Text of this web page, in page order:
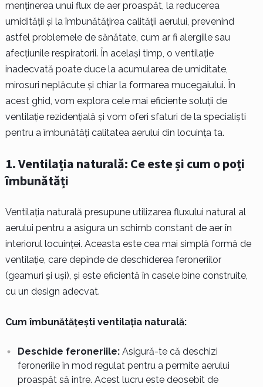
menținerea unui flux de aer proaspăt, la reducerea
umidității și la îmbunătățirea calității aerului, prevenind
astfel problemele de sănătate, cum ar fi alergiile sau
afecțiunile respiratorii. În același timp, o ventilație
inadecvată poate duce la acumularea de umiditate,
mirosuri neplăcute și chiar la formarea mucegaiului. În
acest ghid, vom explora cele mai eficiente soluții de
ventilație rezidențială și vom oferi sfaturi de la specialiști
pentru a îmbunătăți calitatea aerului din locuința ta.
1.Ventilația naturală: Ce este și cum o poți
îmbunătăți
Ventilația naturală presupune utilizarea fluxului natural al
aerului pentru a asigura un schimb constant de aer în
interiorul locuinței. Aceasta este cea mai simplă formă de
ventilație, care depinde de deschiderea feroneriilor
(geamuri și uși), și este eficientă în casele bine construite,
cu un design adecvat.
Cum îmbunătățești ventilația naturală:
Deschide feroneriile:Asigură-te că deschizi
feroneriile în mod regulat pentru a permite aerului
proaspăt să intre. Acest lucru este deosebit de